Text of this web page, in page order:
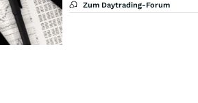
Zum Daytrading-Forum